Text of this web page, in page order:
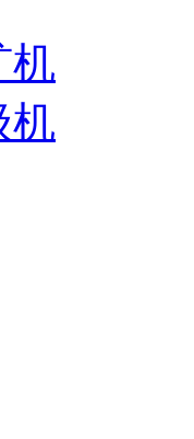
机
机